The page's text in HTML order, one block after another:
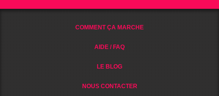
COMMENT ÇA MARCHE
AIDE / FAQ
LE BLOG
NOUS CONTACTER